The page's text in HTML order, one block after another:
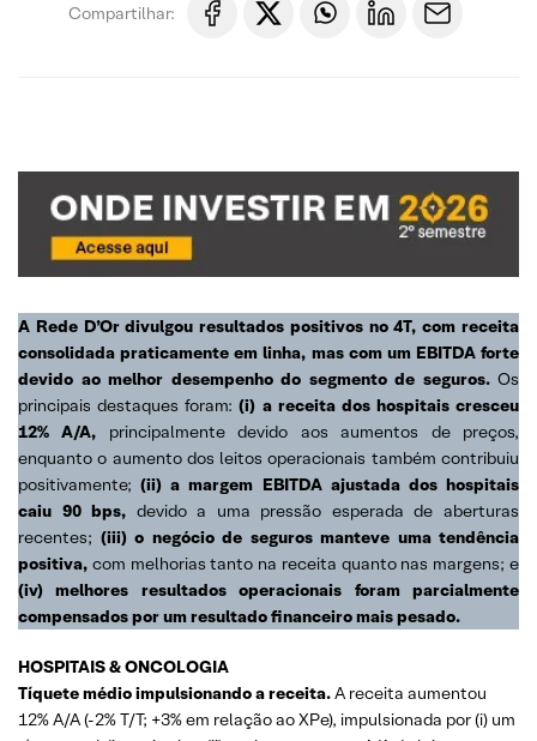
Compartilhar:
A Rede D’Or divulgou resultados positivos no 4T, com receita
consolidada praticamente em linha, mas com um EBITDA forte
devido ao melhor desempenho do segmento de seguros.Os
principais destaques foram:(i) a receita dos hospitais cresceu
12% A/A, principalmente devido aos aumentos de preços,
enquanto o aumento dos leitos operacionais também contribuiu
positivamente;(ii) a margem EBITDA ajustada dos hospitais
caiu 90 bps, devido a uma pressão esperada de aberturas
recentes; (iii) o negócio de seguros manteve uma tendência
positiva, com melhorias tanto na receita quanto nas margens; e
(iv) melhores resultados operacionais foram parcialmente
compensados por um resultado financeiro mais pesado.
HOSPITAIS & ONCOLOGIA
Tíquete médio impulsionando a receita.A receita aumentou
12% A/A (-2% T/T; +3% em relação ao XPe), impulsionada por (i) um